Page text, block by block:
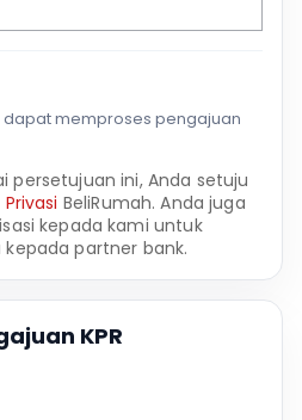
memproses pengajuan
persetujuan ini, Anda setuju
BeliRumah. Anda juga
kepada kami untuk
partner bank.
KPR